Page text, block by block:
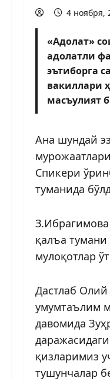
4 ноября,
«Адолат»
адолатли
эътиборга
вакиллари
масъулият
Ана шундай
Спикери
туманида
қалъа
мулоқотлар
Дастлаб
умумтаълим
давомида
қизларимиз
тушунчалар